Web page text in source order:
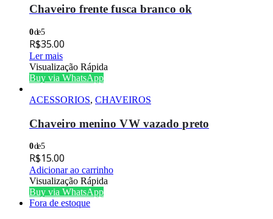
Chaveiro frente fusca branco ok
0de 5
R$35.00
Ler mais
Visualização Rápida
Buy via WhatsApp
ACESSORIOS, CHAVEIROS
Chaveiro menino VW vazado preto
0de 5
R$15.00
Adicionar ao carrinho
Visualização Rápida
Buy via WhatsApp
Fora de estoque